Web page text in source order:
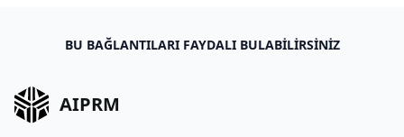
BU BAĞLANTILARI FAYDALI BULABILIRSINIZ
AIPRM